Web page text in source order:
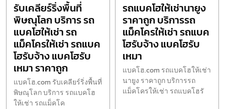
รับเคลียร์ริ่งพื้นที่
พิษณุโลก บริการ รถ
แบคโฮให้เช่า รถ
แม็คโครให้เช่า รถแบค
โฮรับจ้าง แบคโฮรับ
เหมา ราคาถูก
แบคโฮ.com รับเคลียร์ริ่งพื้นที่
พิษณุโลก บริการ รถแบคโฮ
ให้เช่า รถแม็คโค
รถแบคโฮให้เช่านายูง
ราคาถูก บริการรถ
แม็คโครให้เช่า รถแบค
โฮรับจ้าง แบคโฮรับ
เหมา
แบคโฮ.com รถแบคโฮให้เช่า
นายูง ราคาถูก บริการรถ
แม็คโครให้เช่า รถแบคโฮรั